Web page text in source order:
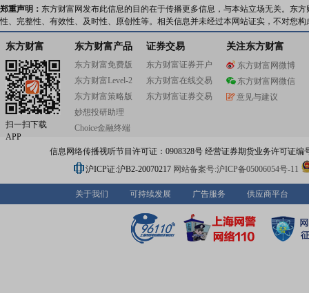
郑重声明： 东方财富网发布此信息的目的在于传播更多信息，与本站立场无关。东
性、完整性、有效性、及时性、原创性等。相关信息并未经过本网站证实，不对您
东方财富
扫一扫下载
APP
东方财富产品
东方财富免费版
东方财富Level-2
东方财富策略版
妙想投研助理
Choice金融终端
证券交易
东方财富证券开户
东方财富在线交易
东方财富证券交易
关注东方财富
东方财富网微博
东方财富网微信
意见与建议
信息网络传播视听节目许可证：0908328号 经营证券期货业务许可证编
沪ICP证:沪B2-20070217 网站备案号:沪ICP备05006054号-11
关于我们 可持续发展 广告服务 供应商平台